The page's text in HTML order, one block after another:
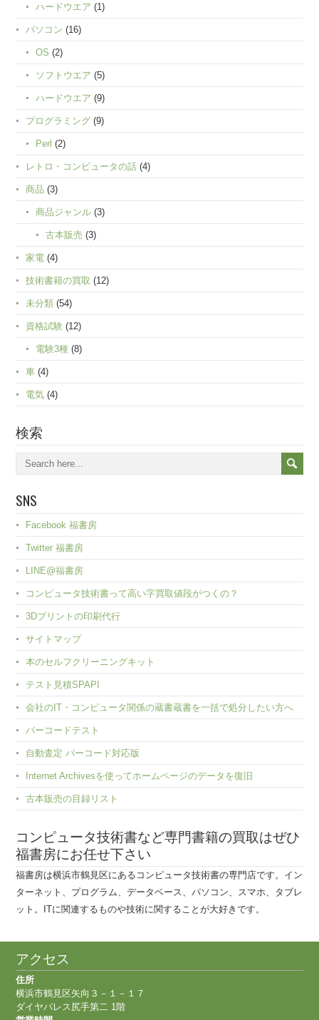
ハードウエア (1)
パソコン (16)
OS (2)
ソフトウエア (5)
ハードウエア (9)
プログラミング (9)
Perl (2)
レトロ・コンピュータの話 (4)
商品 (3)
商品ジャンル (3)
古本販売 (3)
家電 (4)
技術書籍の買取 (12)
未分類 (54)
資格試験 (12)
電験3種 (8)
車 (4)
電気 (4)
検索
SNS
Facebook 福書房
Twitter 福書房
LINE@福書房
コンピュータ技術書って高い字買取値段がつくの？
3Dプリントの印刷代行
サイトマップ
本のセルフクリーニングキット
テスト見積SPAPI
会社のIT・コンピュータ関係の蔵書蔵書を一括で処分したい方へ
バーコードテスト
自動査定 バーコード対応版
Internet Archivesを使ってホームページのデータを復旧
古本販売の目録リスト
コンピュータ技術書など専門書籍の買取はぜひ
福書房にお任せ下さい
福書房は横浜市鶴見区にあるコンピュータ技術書の専門店です。イン
ターネット、プログラム、データベース、パソコン、スマホ、タブレ
ット。ITに関連するものや技術に関することが大好きです。
アクセス
住所
横浜市鶴見区矢向３－１－１７
ダイヤパレス尻手第二 1階